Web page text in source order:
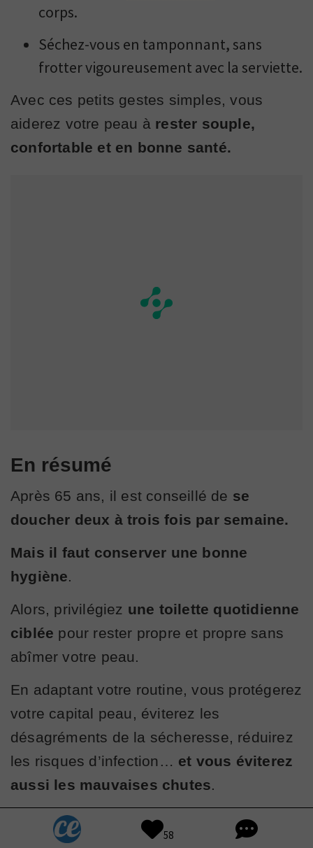
corps.
Séchez-vous en tamponnant, sans
frotter vigoureusement avec la serviette.
Avec ces petits gestes simples, vous
aiderez votre peau à rester souple,
confortable et en bonne santé.
En résumé
Après 65 ans, il est conseillé de se
doucher deux à trois fois par semaine.
Mais il faut conserver une bonne
hygiène.
Alors, privilégiez une toilette quotidienne
ciblée pour rester propre et propre sans
abîmer votre peau.
En adaptant votre routine, vous protégerez
votre capital peau, éviterez les
désagréments de la sécheresse, réduirez
les risques d’infection… et vous éviterez
aussi les mauvaises chutes.
À votre tour... 58